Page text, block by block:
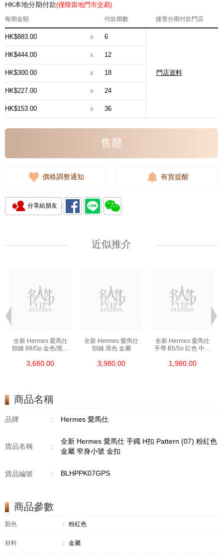
HK本地分期付款(僅限當地門市交易)
每期金額 付款期數 接受分期付款門店
HK$883.00 x 6
門店資料
HK$444.00 x 12
HK$300.00 x 18
HK$227.00 x 24
HK$153.00 x 36
售罄
價格調整通知 有貨提醒
分享給朋友
近似推介
全新 Hermes 愛馬仕
頸鏈 89/Gp 金色/黑色
3,680.00
全新 Hermes 愛馬仕
頸鏈 黑色 金屬
3,980.00
全新 Hermes 愛馬仕
手帶 B5/Ss 紅色 中號
1,980.00
商品名稱
品牌 : Hermes 愛馬仕
貨品名稱 :
全新 Hermes 愛馬仕 手鐲 H扣 Pattern (07) 粉紅色
金屬 窄身小號 金扣
貨品編號 : BLHPPK07GPS
商品參數
顏色 ： 粉紅色
材料 ： 金屬